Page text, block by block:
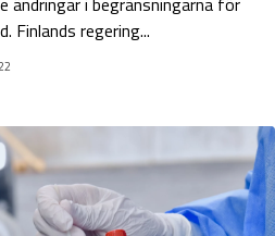
Finlands regering...